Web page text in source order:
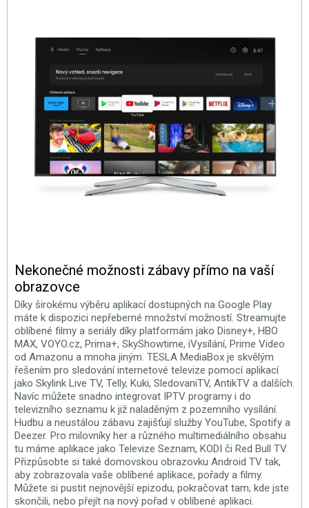
Nekonečné možnosti zábavy přímo na vaší
obrazovce
Díky širokému výběru aplikací dostupných na Google Play
máte k dispozici nepřeberné množství možností. Streamujte
oblíbené filmy a seriály díky platformám jako Disney+, HBO
MAX, VOYO.cz, Prima+, SkyShowtime, iVysílání, Prime Video
od Amazonu a mnoha jiným. TESLA MediaBox je skvělým
řešením pro sledování internetové televize pomocí aplikací
jako Skylink Live TV, Telly, Kuki, SledovaniTV, AntikTV a dalších.
Navíc můžete snadno integrovat IPTV programy i do
televizního seznamu k již naladěným z pozemního vysílání.
Hudbu a neustálou zábavu zajišťují služby YouTube, Spotify a
Deezer. Pro milovníky her a různého multimediálního obsahu
tu máme aplikace jako Televize Seznam, KODI či Red Bull TV.
Přizpůsobte si také domovskou obrazovku Android TV tak,
aby zobrazovala vaše oblíbené aplikace, pořady a filmy.
Můžete si pustit nejnovější epizodu, pokračovat tam, kde jste
skončili, nebo přejít na nový pořad v oblíbené aplikaci.